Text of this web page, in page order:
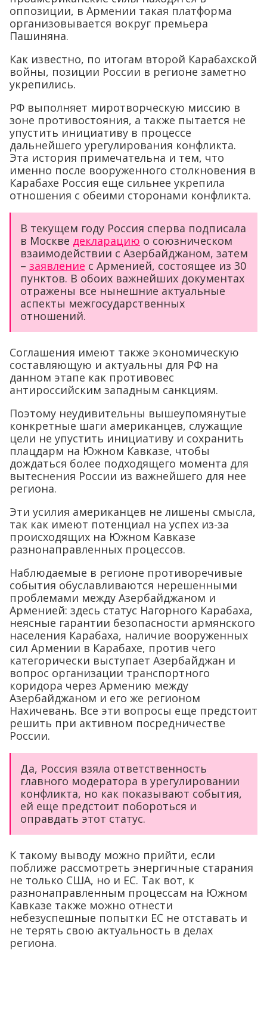
оппозиции, в Армении такая платформа
организовывается вокруг премьера
Пашиняна.
Как известно, по итогам второй Карабахской
войны, позиции России в регионе заметно
укрепились.
РФ выполняет миротворческую миссию в
зоне противостояния, а также пытается не
упустить инициативу в процессе
дальнейшего урегулирования конфликта.
Эта история примечательна и тем, что
именно после вооруженного столкновения в
Карабахе Россия еще сильнее укрепила
отношения с обеими сторонами конфликта.
В текущем году Россия сперва подписала
в Москве декларацию о союзническом
взаимодействии с Азербайджаном, затем
– заявление с Арменией, состоящее из 30
пунктов. В обоих важнейших документах
отражены все нынешние актуальные
аспекты межгосударственных
отношений.
Соглашения имеют также экономическую
составляющую и актуальны для РФ на
данном этапе как противовес
антироссийским западным санкциям.
Поэтому неудивительны вышеупомянутые
конкретные шаги американцев, служащие
цели не упустить инициативу и сохранить
плацдарм на Южном Кавказе, чтобы
дождаться более подходящего момента для
вытеснения России из важнейшего для нее
региона.
Эти усилия американцев не лишены смысла,
так как имеют потенциал на успех из-за
происходящих на Южном Кавказе
разнонаправленных процессов.
Наблюдаемые в регионе противоречивые
события обуславливаются нерешенными
проблемами между Азербайджаном и
Арменией: здесь статус Нагорного Карабаха,
неясные гарантии безопасности армянского
населения Карабаха, наличие вооруженных
сил Армении в Карабахе, против чего
категорически выступает Азербайджан и
вопрос организации транспортного
коридора через Армению между
Азербайджаном и его же регионом
Нахичевань. Все эти вопросы еще предстоит
решить при активном посредничестве
России.
Да, Россия взяла ответственность
главного модератора в урегулировании
конфликта, но как показывают события,
ей еще предстоит побороться и
оправдать этот статус.
К такому выводу можно прийти, если
поближе рассмотреть энергичные старания
не только США, но и ЕС. Так вот, к
разнонаправленным процессам на Южном
Кавказе также можно отнести
небезуспешные попытки ЕС не отставать и
не терять свою актуальность в делах
региона.